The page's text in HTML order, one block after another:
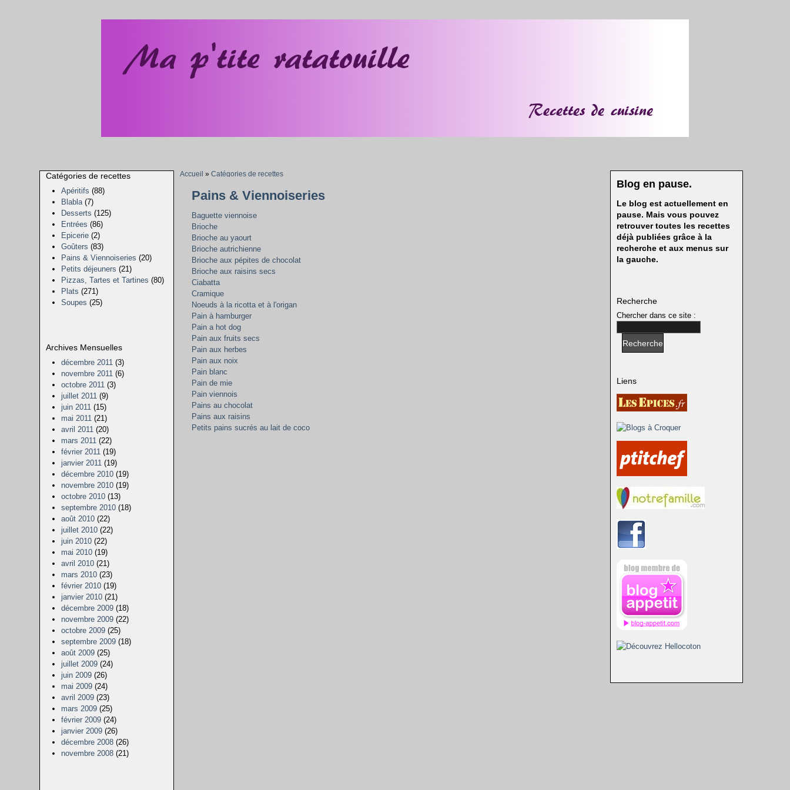
Catégories de recettes
Apéritifs (88)
Blabla (7)
Desserts (125)
Entrées (86)
Epicerie (2)
Goûters (83)
Pains & Viennoiseries (20)
Petits déjeuners (21)
Pizzas, Tartes et Tartines (80)
Plats (271)
Soupes (25)
Archives Mensuelles
décembre 2011 (3)
novembre 2011 (6)
octobre 2011 (3)
juillet 2011 (9)
juin 2011 (15)
mai 2011 (21)
avril 2011 (20)
mars 2011 (22)
février 2011 (19)
janvier 2011 (19)
décembre 2010 (19)
novembre 2010 (19)
octobre 2010 (13)
septembre 2010 (18)
août 2010 (22)
juillet 2010 (22)
juin 2010 (22)
mai 2010 (19)
avril 2010 (21)
mars 2010 (23)
février 2010 (19)
janvier 2010 (21)
décembre 2009 (18)
novembre 2009 (22)
octobre 2009 (25)
septembre 2009 (18)
août 2009 (25)
juillet 2009 (24)
juin 2009 (26)
mai 2009 (24)
avril 2009 (23)
mars 2009 (25)
février 2009 (24)
janvier 2009 (26)
décembre 2008 (26)
novembre 2008 (21)
Accueil » Catégories de recettes
Pains & Viennoiseries
Baguette viennoise
Brioche
Brioche au yaourt
Brioche autrichienne
Brioche aux pépites de chocolat
Brioche aux raisins secs
Ciabatta
Cramique
Noeuds à la ricotta et à l'origan
Pain à hamburger
Pain a hot dog
Pain aux fruits secs
Pain aux herbes
Pain aux noix
Pain blanc
Pain de mie
Pain viennois
Pains au chocolat
Pains aux raisins
Petits pains sucrés au lait de coco
Blog en pause.
Le blog est actuellement en
pause. Mais vous pouvez
retrouver toutes les recettes
déjà publiées grâce à la
recherche et aux menus sur
la gauche.
Recherche
Chercher dans ce site :
Liens